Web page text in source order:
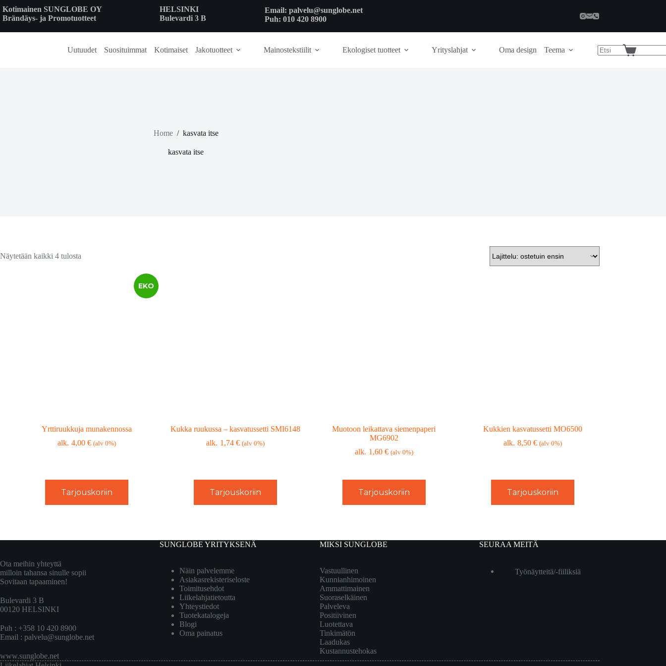
to
content
Kotimainen SUNGLOBE OY
Brändäys- ja Promotuotteet
HELSINKI
Bulevardi 3 B
Email: palvelu@sunglobe.net
Puh: 010 420 8900
Uutuudet Suosituimmat Kotimaiset Jakotuotteet Mainostekstiilit Ekologiset tuotteet Yrityslahjat Oma design Teema
Shopping
Home / kasvata itse
kasvata itse
Näytetään kaikki 4 tulosta
EKO
Yrttiruukkuja munakennossa
4,00 € (alv 0%)
Tarjouskoriin
Kukka ruukussa – kasvatussetti SMI6148
1,74 € (alv 0%)
Tarjouskoriin
Muotoon leikattava siemenpaperi
MG6902
1,60 € (alv 0%)
Tarjouskoriin
Kukkien kasvatussetti MO6500
8,50 € (alv 0%)
Tarjouskoriin
Ota meihin yhteyttä
milloin tahansa sinulle sopii
Sovitaan tapaaminen!
Bulevardi 3 B
00120 HELSINKI
Puh : +358 10 420 8900
Email : palvelu@sunglobe.net
www.sunglobe.net
SUNGLOBE YRITYKSENÄ
Näin palvelemme
Asiakasrekisteriseloste
Toimitusehdot
Liikelahjatietoutta
Yhteystiedot
Tuotekatalogeja
Blogi
Oma painatus
MIKSI SUNGLOBE
Vastuullinen
Kunnianhimoinen
Ammattimainen
Suoraselkäinen
Palveleva
Positiivinen
Luotettava
Tinkimätön
Laadukas
Kustannustehokas
SEURAA MEITÄ
Työnäytteitä/-fiiliksiä